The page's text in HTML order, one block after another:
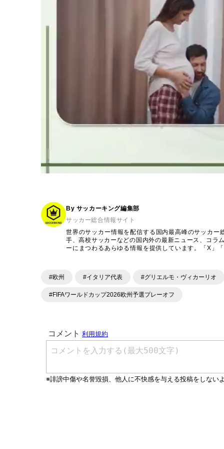
By サッカーキング編集部
サッカー総合情報サイト
世界のサッカー情報を配信する国内最高峰のサッカ
手、高校サッカーなどの国内外の最新ニュース、コラ
ーにまつわるあらゆる情報を提供しています。「X」
#欧州 #イタリア代表 #グリエルモ・ヴィカーリオ
#FIFAワールドカップ2026欧州予選プレーオフ